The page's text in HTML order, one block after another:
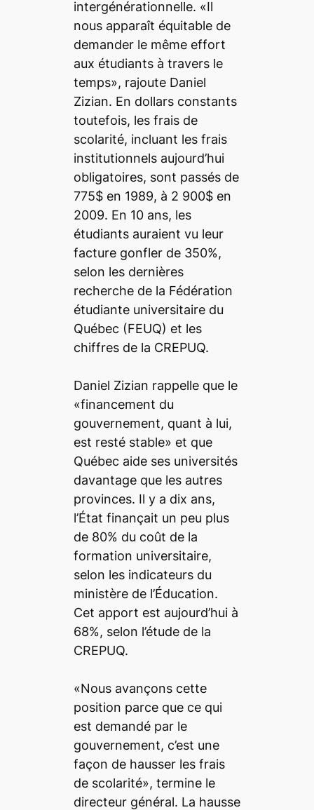
intergénérationnelle. «Il
nous apparaît équitable de
demander le même effort
aux étudiants à travers le
temps», rajoute Daniel
Zizian. En dollars constants
toutefois, les frais de
scolarité, incluant les frais
institutionnels aujourd’hui
obligatoires, sont passés de
775$ en 1989, à 2 900$ en
2009. En 10 ans, les
étudiants auraient vu leur
facture gonfler de 350%,
selon les dernières
recherche de la Fédération
étudiante universitaire du
Québec (FEUQ) et les
chiffres de la CREPUQ.
Daniel Zizian rappelle que le
«financement du
gouvernement, quant à lui,
est resté stable» et que
Québec aide ses universités
davantage que les autres
provinces. Il y a dix ans,
l’État finançait un peu plus
de 80% du coût de la
formation universitaire,
selon les indicateurs du
ministère de l’Éducation.
Cet apport est aujourd’hui à
68%, selon l’étude de la
CREPUQ.
«Nous avançons cette
position parce que ce qui
est demandé par le
gouvernement, c’est une
façon de hausser les frais
de scolarité», termine le
directeur général. La hausse